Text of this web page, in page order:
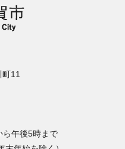
11
ら午後5時まで